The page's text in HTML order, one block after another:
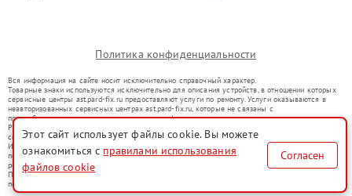
Политика конфиденциальности
Вся информация на сайте носит исключительно справочный характер.
Товарные знаки используются исключительно для описания устройств, в отношении которых
сервисные центры ast.pard-fix.ru предоставляют услуги по ремонту. Услуги оказываются в
неавторизованных сервисных центрах ast.pard-fix.ru, которые не связаны с
правообладателями товарных знаков или их официальными представителями.
Ремонт осуществляется для устройств, уже введенных в гражданский оборот в соответствии
со статьей 1487 ГК РФ.
Использование товарных знаков не преследует цели индивидуализации услуг или введения
потребителей в заблуждение, а служит для информирования о предоставляемых услугах по
ремонту техники указанных брендов.
Представленная на сайте информация не является публичной офертой, определяемой
положениями Статьи 437(2) Гражданского кодекса РФ
Этот сайт использует файлы cookie. Вы можете
ознакомиться с правилами использования
файлов cookie
Согласен